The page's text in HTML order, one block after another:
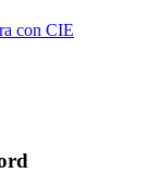
con CIE